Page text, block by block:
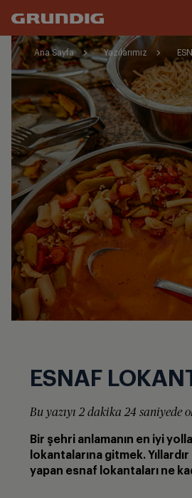
Ana Sayfa Yazılarımız
ESNAF
Bu yazıyı 2 dakika 24 saniyede
Bir şehri anlamanın en iyi
lokantalarına gitmek.
yapan esnaf lokantaları ne